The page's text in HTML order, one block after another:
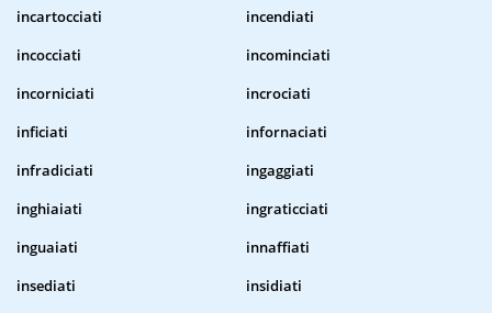
incartocciati
incendiati
incocciati
incominciati
incorniciati
incrociati
inficiati
infornaciati
infradiciati
ingaggiati
inghiaiati
ingraticciati
inguaiati
innaffiati
insediati
insidiati